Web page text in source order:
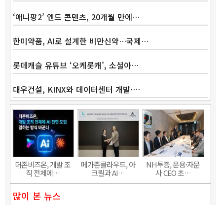
‘애니팡2’ 엔드 콘텐츠, 20개월 만에…
한미약품, AI로 설계한 비만신약…국제…
롯데캐슬 유튜브 ‘오케롯캐’, 소셜아…
대우건설, KINX와 데이터센터 개발·…
더존비즈온, 개발 조
직 전체에…
메가존클라우드, 아
크릴과 AI…
NH투증, 운용·자문
사 CEO 초…
많이 본 뉴스